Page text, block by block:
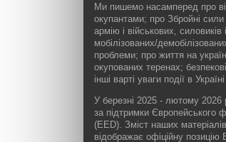
Ми пишемо насамперед про
окупантами; про Збройні
армію і військових, силовиків
мобілізованих/
проблеми; про життя на
окупованих теренах;
інші варті уваги події в Україні
У березні 2025 - лютому 2026
за підтримки Європейського
(EED). Зміст наших
відображає офіційну